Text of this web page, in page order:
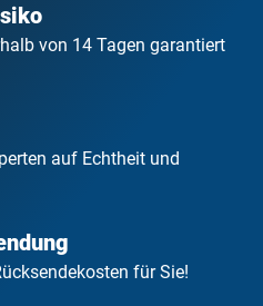
von 14 Tagen garantiert
auf Echtheit und
für Sie!